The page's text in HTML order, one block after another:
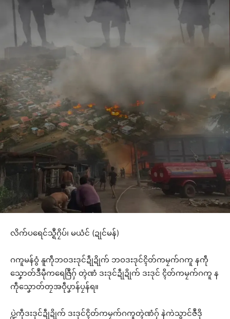
လိက်ပရေင်သ္ရဳဂၠိပ်၊ မယံင် (ဍုင်မန်)
ဂကူမန်ဝွံ နူကဵုဘဝဒးဒုင်ဍဵုဍိုက် ဘဝဒးဒုင်ၚိတ်ကမၠက်ဂကူ နကဵု
သၞောတ်ဒဳမဵုကရေဇြဳဂှ် တ္ၚဲဏံ ဒးဒုင်ဍဵုဍိုက် ဒးဒုင် ၚိတ်ကမၠက်ဂကူ န
ကဵုသၞောတ်တၠအဝဵုပၞာန်ပၠန်ရ။
ပ္ဍဲကဵုဒးဒုင်ဍဵုဍိုက် ဒးဒုင်ၚိတ်ကမၠက်ဂကူတ္ၚဲဏံဂှ် နဲကဲသွာင်ဇဳဒို